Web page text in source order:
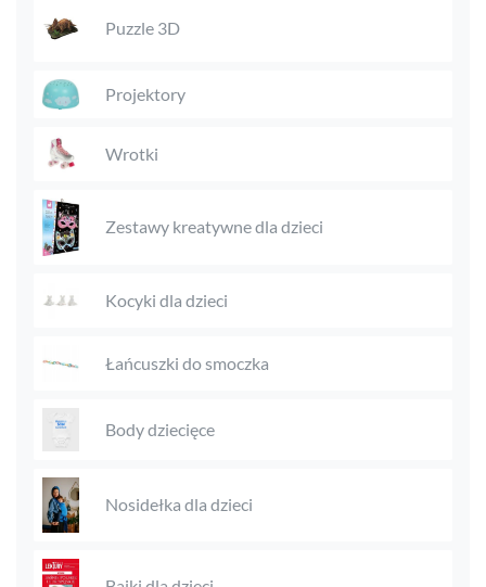
Puzzle 3D
Projektory
Wrotki
Zestawy kreatywne dla dzieci
Kocyki dla dzieci
Łańcuszki do smoczka
Body dziecięce
Nosidełka dla dzieci